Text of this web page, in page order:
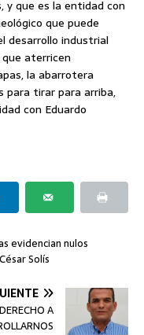
y que es la entidad con
que puede
desarrollo industrial
aterricen
la abarrotera
para tirar para arriba,
con Eduardo
evidencian nulos
Solís
A